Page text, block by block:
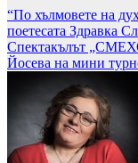
Навигация
“По хълмовете на
поетесата Здравка
Спектакълът
Йосева на мини